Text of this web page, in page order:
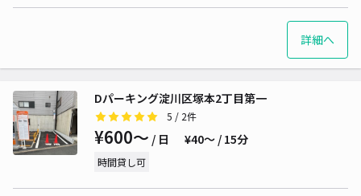
詳細へ
Dパーキング淀川区塚本2丁目第一
5 / 2件
¥600〜 / 日 ¥40〜 / 15分
時間貸し可